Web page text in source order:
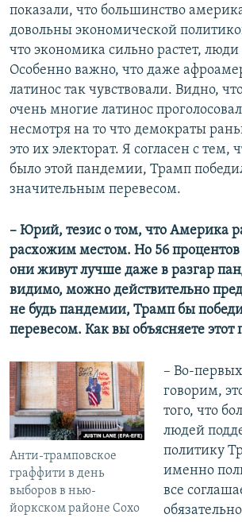
показали, что большинство
довольны экономической
что экономика сильно растет,
Особенно важно, что даже
латинос так чувствовали. Видно,
очень многие латинос
несмотря на то что демократы
это их электорат. Я согласен с тем,
было этой пандемии, Трамп
значительным перевесом.
– Юрий, тезис о том, что Америка
расхожим местом. Но 56 процентов
они живут лучше даже в разгар
видимо, можно действительно
не будь пандемии, Трамп бы
перевесом. Как вы объясняете этот
Анти-трамповское
граффити в день
выборов в нью-
йоркском районе Сохо
– Во-
говорим,
того, что
людей
политику
именно
все